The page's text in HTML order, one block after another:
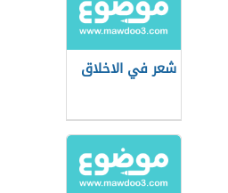
شعر في الاخلاق